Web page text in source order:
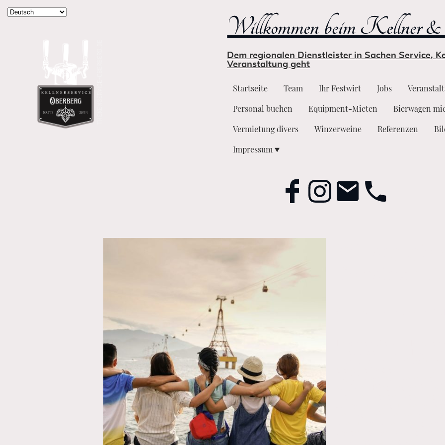
Willkommen beim Kellner &
Dem regionalen Dienstleister in Sachen Service,
Veranstaltung geht
Startseite Team Ihr Festwirt Jobs
Personal buchen
Equipment-Mieten Bierwagen
Vermietung divers
Winzerweine Referenzen
Impressum